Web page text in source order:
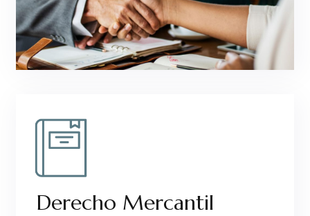
Derecho Mercantil